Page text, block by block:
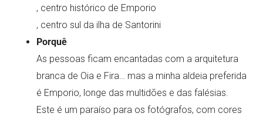
, centro histórico de Emporio
, centro sul da ilha de Santorini
Porquê
As pessoas ficam encantadas com a arquitetura
branca de Oia e Fira… mas a minha aldeia preferida
é Emporio, longe das multidões e das falésias.
Este é um paraíso para os fotógrafos, com cores